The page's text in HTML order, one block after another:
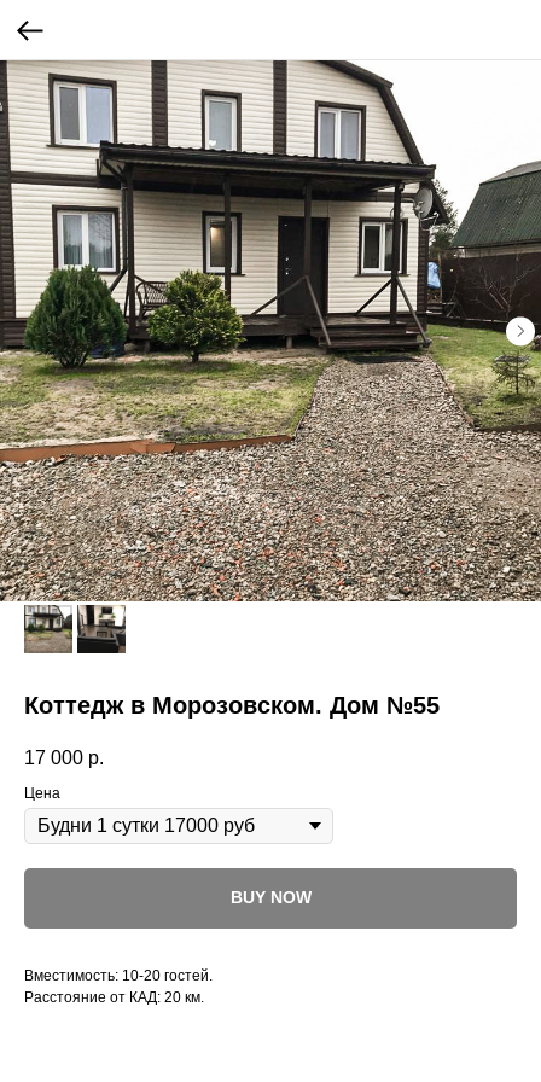
Коттедж в Морозовском. Дом №55
17 000 р.
Цена
BUY NOW
Вместимость: 10-20 гостей.
Расстояние от КАД: 20 км.